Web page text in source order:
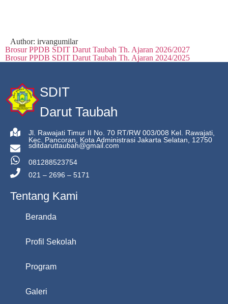
Author: irvangumilar
Brosur PPDB SDIT Darut Taubah Th. Ajaran 2026/2027
Brosur PPDB SDIT Darut Taubah Th. Ajaran 2024/2025
SDIT
Darut Taubah
Jl. Rawajati Timur II No. 70 RT/RW 003/008 Kel. Rawajati,
Kec. Pancoran, Kota Administrasi Jakarta Selatan, 12750
sditdaruttaubah@gmail.com
081288523754
021 – 2696 – 5171
Tentang Kami
Beranda
Profil Sekolah
Program
Galeri